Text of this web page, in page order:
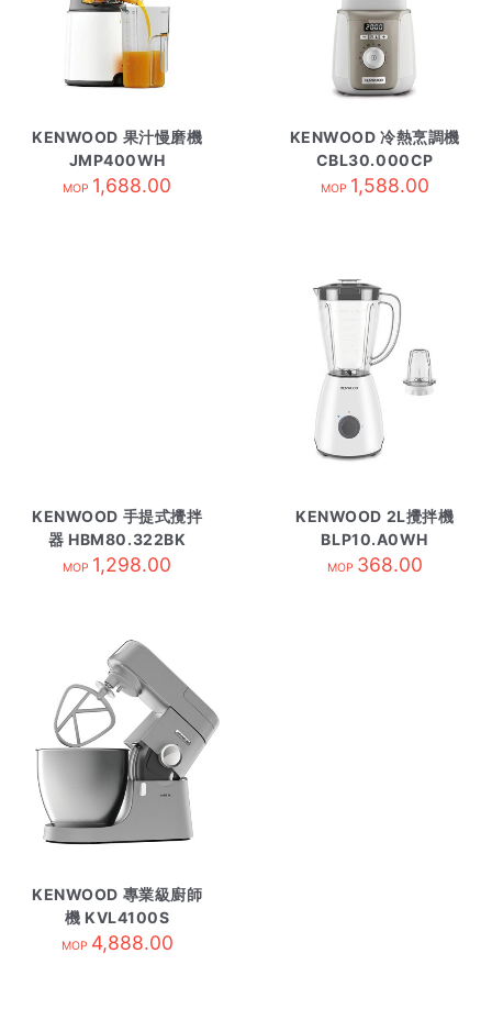
KENWOOD 果汁慢磨機
JMP400WH
MOP 1,688.00
KENWOOD 冷熱烹調機
CBL30.000CP
MOP 1,588.00
KENWOOD 手提式攪拌
器 HBM80.322BK
MOP 1,298.00
KENWOOD 2L攪拌機
BLP10.A0WH
MOP 368.00
KENWOOD 專業級廚師
機 KVL4100S
MOP 4,888.00